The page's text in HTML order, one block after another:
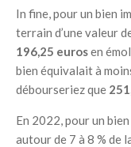
In fine, pour un bien
terrain d’une valeur
196,25 eurosen
bien équivalait à
débourseriez que
En 2022, pour un
autour de 7 à 8 % de